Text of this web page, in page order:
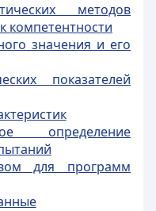
методов
компетентности
значения и его
показателей
определение
для программ